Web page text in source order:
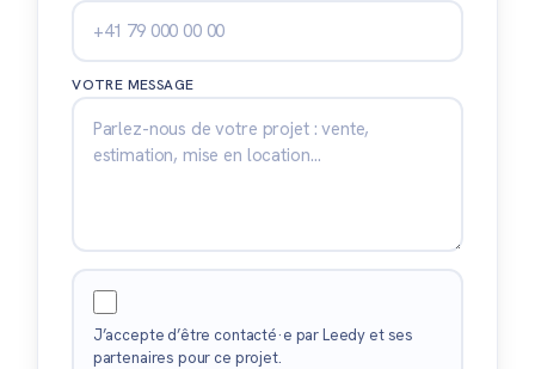
VOTRE MESSAGE
J’accepte d’être contacté·e par Leedy et ses
partenaires pour ce projet.